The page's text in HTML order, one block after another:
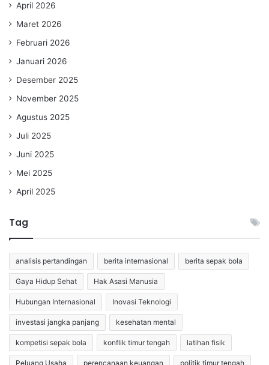
April 2026
Maret 2026
Februari 2026
Januari 2026
Desember 2025
November 2025
Agustus 2025
Juli 2025
Juni 2025
Mei 2025
April 2025
Tag
analisis pertandingan berita internasional berita sepak bola
Gaya Hidup Sehat Hak Asasi Manusia
Hubungan Internasional Inovasi Teknologi
investasi jangka panjang kesehatan mental
kompetisi sepak bola konflik timur tengah latihan fisik
Peluang Usaha perencanaan keuangan politik timur tengah